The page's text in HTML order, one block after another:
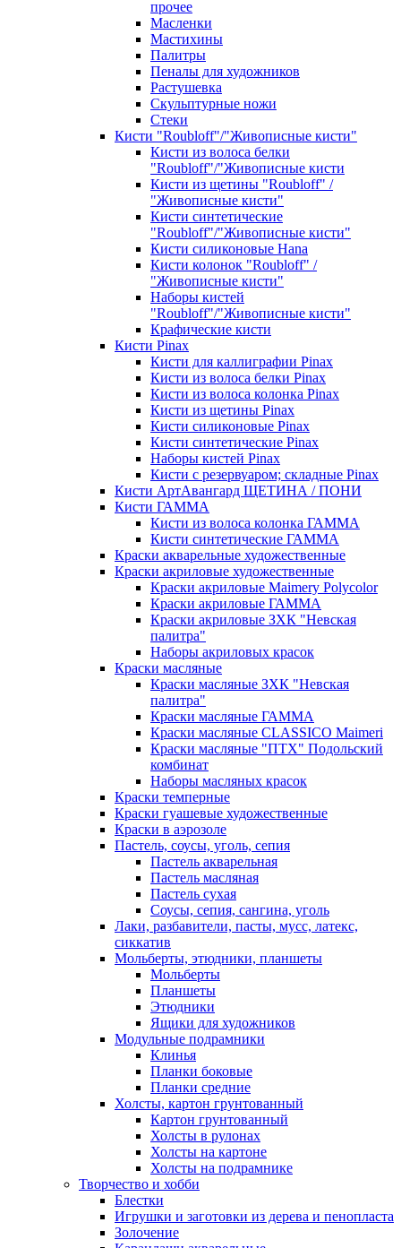
прочее
Масленки
Мастихины
Палитры
Пеналы для художников
Растушевка
Скульптурные ножи
Стеки
Кисти "Roubloff"/"Живописные кисти"
Кисти из волоса белки
"Roubloff"/"Живописные кисти
Кисти из щетины "Roubloff" /
"Живописные кисти"
Кисти синтетические
"Roubloff"/"Живописные кисти"
Кисти силиконовые Hana
Кисти колонок "Roubloff" /
"Живописные кисти"
Наборы кистей
"Roubloff"/"Живописные кисти"
Крафические кисти
Кисти Pinax
Кисти для каллиграфии Pinax
Кисти из волоса белки Pinax
Кисти из волоса колонка Pinax
Кисти из щетины Pinax
Кисти силиконовые Pinax
Кисти синтетические Pinax
Наборы кистей Pinax
Кисти с резервуаром; складные Pinax
Кисти АртАвангард ЩЕТИНА / ПОНИ
Кисти ГАММА
Кисти из волоса колонка ГАММА
Кисти синтетические ГАММА
Краски акварельные художественные
Краски акриловые художественные
Краски акриловые Maimery Polycolor
Краски акриловые ГАММА
Краски акриловые ЗХК "Невская
палитра"
Наборы акриловых красок
Краски масляные
Краски масляные ЗХК "Невская
палитра"
Краски масляные ГАММА
Краски масляные CLASSICO Maimeri
Краски масляные "ПТХ" Подольский
комбинат
Наборы масляных красок
Краски темперные
Краски гуашевые художественные
Краски в аэрозоле
Пастель, соусы, уголь, сепия
Пастель акварельная
Пастель масляная
Пастель сухая
Соусы, сепия, сангина, уголь
Лаки, разбавители, пасты, мусс, латекс,
сиккатив
Мольберты, этюдники, планшеты
Мольберты
Планшеты
Этюдники
Ящики для художников
Модульные подрамники
Клинья
Планки боковые
Планки средние
Холсты, картон грунтованный
Картон грунтованный
Холсты в рулонах
Холсты на картоне
Холсты на подрамнике
Творчество и хобби
Блестки
Игрушки и заготовки из дерева и пенопласта
Золочение